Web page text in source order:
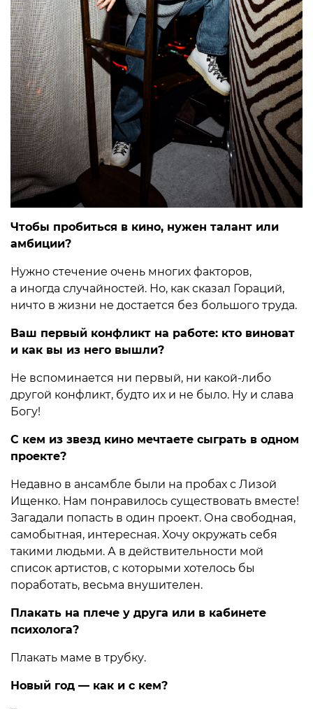
Чтобы пробиться в кино, нужен талант или
амбиции?
Нужно стечение очень многих факторов,
а иногда случайностей. Но, как сказал Гораций,
ничто в жизни не достается без большого труда.
Ваш первый конфликт на работе: кто виноват
и как вы из него вышли?
Не вспоминается ни первый, ни какой-либо
другой конфликт, будто их и не было. Ну и слава
Богу!
С кем из звезд кино мечтаете сыграть в одном
проекте?
Недавно в ансамбле были на пробах с Лизой
Ищенко. Нам понравилось существовать вместе!
Загадали попасть в один проект. Она свободная,
самобытная, интересная. Хочу окружать себя
такими людьми. А в действительности мой
список артистов, с которыми хотелось бы
поработать, весьма внушителен.
Плакать на плече у друга или в кабинете
психолога?
Плакать маме в трубку.
Новый год — как и с кем?